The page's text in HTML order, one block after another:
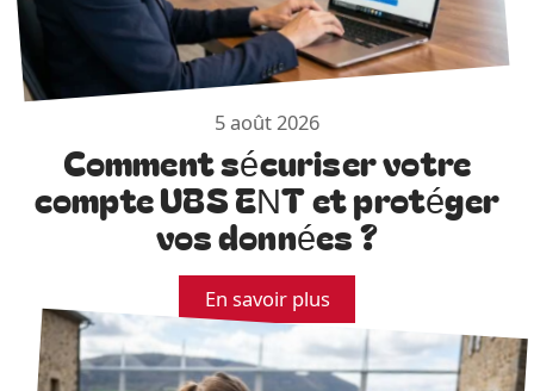
5 août 2026
Comment sécuriser votre
compte UBS ENT et protéger
vos données ?
En savoir plus